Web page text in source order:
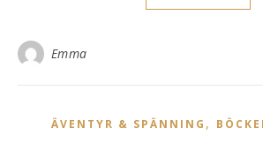
Emma
ÄVENTYR & SPÄNNING ,